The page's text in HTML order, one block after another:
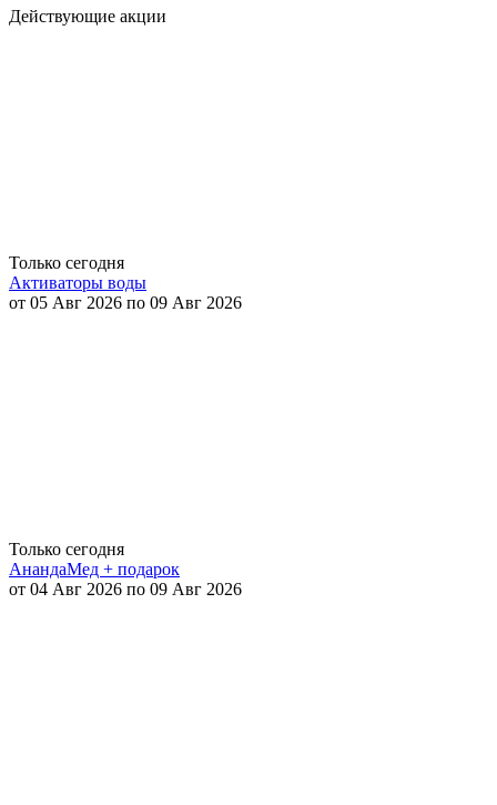
Действующие акции
Только сегодня
Активаторы воды
от 05 Авг 2026 по 09 Авг 2026
Только сегодня
АнандаМед + подарок
от 04 Авг 2026 по 09 Авг 2026